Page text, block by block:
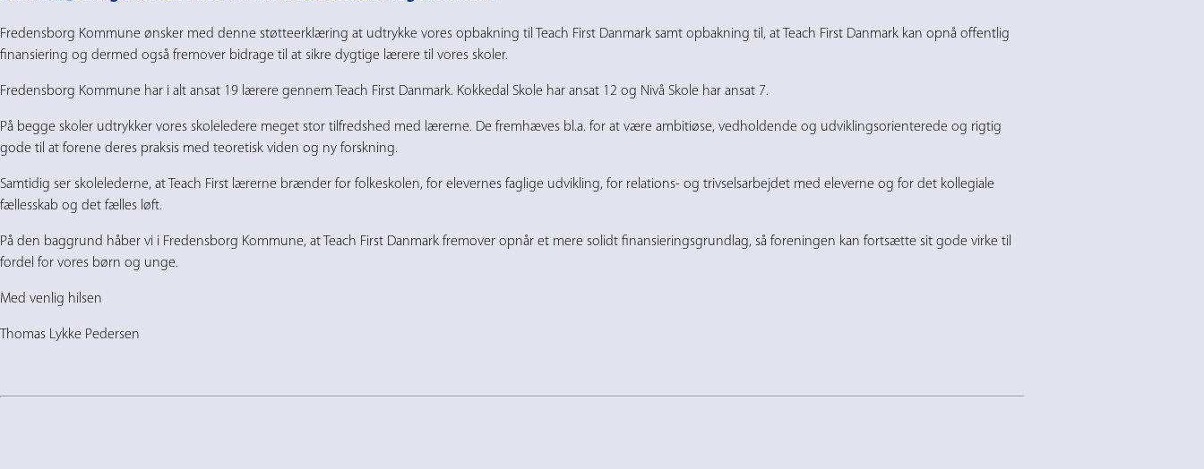
Fredensborg Kommune ønsker med denne støtteerklæring at udtrykke vores opbakning til Teach First Danmark samt opbakning til, at Teach First Danmark kan opnå offentlig
finansiering og dermed også fremover bidrage til at sikre dygtige lærere til vores skoler.
Fredensborg Kommune har i alt ansat 19 lærere gennem Teach First Danmark. Kokkedal Skole har ansat 12 og Nivå Skole har ansat 7.
På begge skoler udtrykker vores skoleledere meget stor tilfredshed med lærerne. De fremhæves bl.a. for at være ambitiøse, vedholdende og udviklingsorienterede og rigtig
gode til at forene deres praksis med teoretisk viden og ny forskning.
Samtidig ser skolelederne, at Teach First lærerne brænder for folkeskolen, for elevernes faglige udvikling, for relations- og trivselsarbejdet med eleverne og for det kollegiale
fællesskab og det fælles løft.
På den baggrund håber vi i Fredensborg Kommune, at Teach First Danmark fremover opnår et mere solidt finansieringsgrundlag, så foreningen kan fortsætte sit gode virke til
fordel for vores børn og unge.
Med venlig hilsen
Thomas Lykke Pedersen